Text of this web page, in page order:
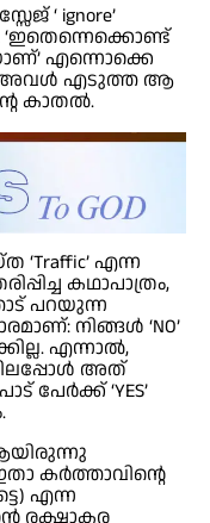
‘ ignore’
‘ഇതെന്നെക്കൊണ്ട്
എന്നൊക്കെ
അവൾ എടുത്ത ആ
കാതൽ.
‘Traffic’ എന്ന
കഥാപാത്രം,
പറയുന്ന
നിങ്ങൾ ‘NO’
എന്നാൽ,
അത്
പേർക്ക് ‘YES’
കർത്താവിൻ്റെ
എന്ന